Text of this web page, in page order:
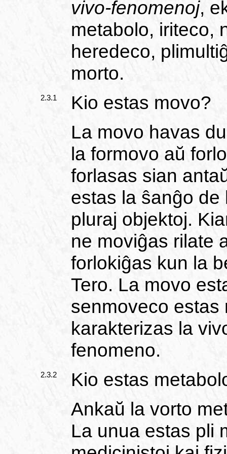
vivo-fenomenoj,
metabolo, iriteco,
heredeco,
morto.
2.3.1
Kio estas movo?
La movo havas
la formovo aŭ
forlasas sian
estas la ŝanĝo
pluraj objektoj.
ne moviĝas rilate
forlokiĝas kun la
Tero. La movo
senmoveco estas
karakterizas la
fenomeno.
2.3.2
Kio estas
Ankaŭ la vorto
La unua estas pli